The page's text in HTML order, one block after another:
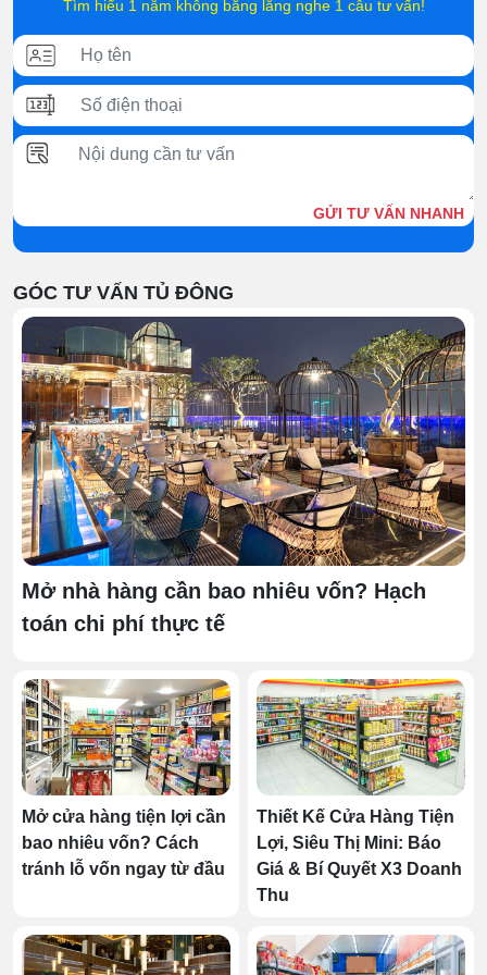
➡️Tủ đông đứng
➡️ Tủ đông mini – nhỏ gọn, tiện lợi
👉 Xem ngay toàn bộ các mẫu tủ đông mới nhất tại
📞Gọi ngay Hotline: 0915 861 515 để được tư vấn nhanh
nhu cầu sử dụng thực tế.
Tủ đông có những loại nào?
Theo cấu tạo, kiểu dáng
Tủ đông đứng
Tủ có thiết kế dạng đứng, mở cửa phía trước, giúp tiết
kiệm diện tích và thuận tiện khi lấy thực phẩm.
Tủ đông đứng
Tìm hiểu 1 năm không bằng lắng nghe 1 câu tư vấn!
GỬI TƯ VẤN NHANH
GÓC TƯ VẤN TỦ ĐÔNG
Mở nhà hàng cần bao nhiêu vốn? Hạch
toán chi phí thực tế
Mở cửa hàng tiện lợi cần
bao nhiêu vốn? Cách
tránh lỗ vốn ngay từ đầu
Thiết Kế Cửa Hàng Tiện
Lợi, Siêu Thị Mini: Báo
Giá & Bí Quyết X3 Doanh
Thu